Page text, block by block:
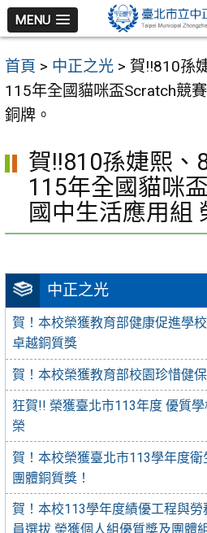
跳
至
主
要
內
區
MENU
首頁 > 中正之光 > 賀!!810孫
115年全國貓咪盃Scratch競
銅牌。
中正之光
賀！本校榮獲教育部健康促進學
卓越銅質獎
賀！本校榮獲教育部校園珍惜健
狂賀!! 榮獲臺北市113年度 優質
榮
賀！本校榮獲臺北市113學年度
團體銅質獎！
賀！本校113學年度績優工程與
員選拔 榮獲個人組優質獎及團體
賀!!810孫婕熙、
115年全國貓咪
國中生活應用組